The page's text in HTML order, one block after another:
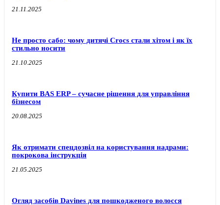
21.11.2025
Не просто сабо: чому дитячі Crocs стали хітом і як їх
стильно носити
21.10.2025
Купити BAS ERP – сучасне рішення для управління
бізнесом
20.08.2025
Як отримати спецдозвіл на користування надрами:
покрокова інструкція
21.05.2025
Огляд засобів Davines для пошкодженого волосся